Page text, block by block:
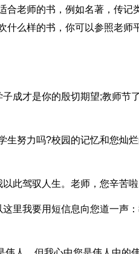
老师的书，例如名著，传记
什么样的书，你可以参照老师
成才是你的殷切期望;教师节了
生努力吗?校园的记忆和您灿
此驾驭人生。老师，您辛苦啦
里我要用短信息向您道一声